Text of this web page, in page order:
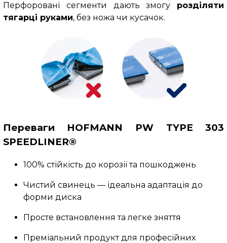
Перфоровані сегменти дають змогу розділяти
тягарці руками, без ножа чи кусачок.
Переваги HOFMANN PW TYPE 303
SPEEDLINER®
100% стійкість до корозії та пошкоджень
Чистий свинець — ідеальна адаптація до
форми диска
Просте встановлення та легке зняття
Преміальний продукт для професійних